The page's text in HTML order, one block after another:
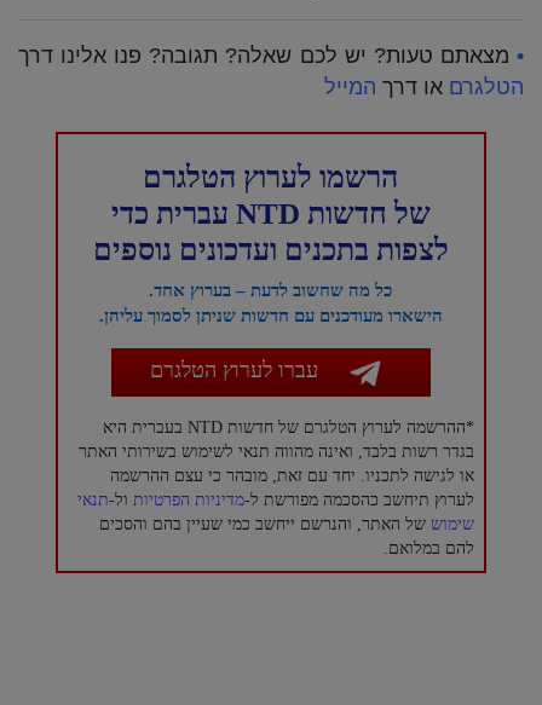
• מצאתם טעות? יש לכם שאלה? תגובה? פנו אלינו דרך
הטלגרם או דרך המייל
הרשמו לערוץ הטלגרם
של חדשות NTD עברית כדי
לצפות בתכנים ועדכונים נוספים
כל מה שחשוב לדעת – בערוץ אחד.
הישארו מעודכנים עם חדשות שניתן לסמוך עליהן.
עברו לערוץ הטלגרם
*ההרשמה לערוץ הטלגרם של חדשות NTD בעברית היא
בגדר רשות בלבד, ואינה מהווה תנאי לשימוש בשירותי האתר
או לגישה לתכניו. יחד עם זאת, מובהר כי עצם ההרשמה
לערוץ תיחשב כהסכמה מפורשת ל-מדיניות הפרטיות ול-תנאי
שימוש של האתר, והנרשם ייחשב כמי שעיין בהם והסכים
להם במלואם.